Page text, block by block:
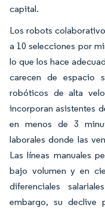
capital.
Los robots
a 10 selecciones por
lo que los hace
carecen de espacio
robóticos de alta
incorporan asistentes
en menos de 3
laborales donde las
Las líneas manuales
bajo volumen y en
diferenciales
embargo, su declive